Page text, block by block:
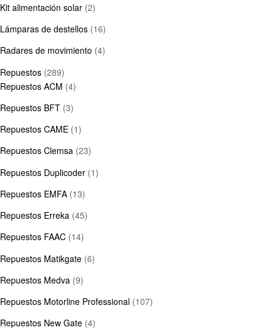
Kit alimentación solar (2)
Lámparas de destellos (16)
Radares de movimiento (4)
Repuestos (289)
Repuestos ACM (4)
Repuestos BFT (3)
Repuestos CAME (1)
Repuestos Clemsa (23)
Repuestos Duplicoder (1)
Repuestos EMFA (13)
Repuestos Erreka (45)
Repuestos FAAC (14)
Repuestos Matikgate (6)
Repuestos Medva (9)
Repuestos Motorline Professional (107)
Repuestos New Gate (4)